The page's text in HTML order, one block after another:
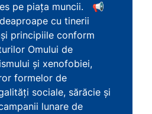
pe piața muncii. 📢
cu tinerii
principiile conform
Omului de
și xenofobiei,
formelor de
sociale, sărăcie și
lunare de